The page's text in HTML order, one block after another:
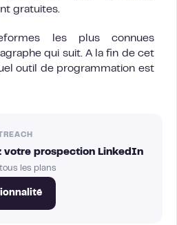
gratuites.
les plus connues
qui suit. A la fin de cet
outil de programmation est
votre prospection LinkedIn
les plans